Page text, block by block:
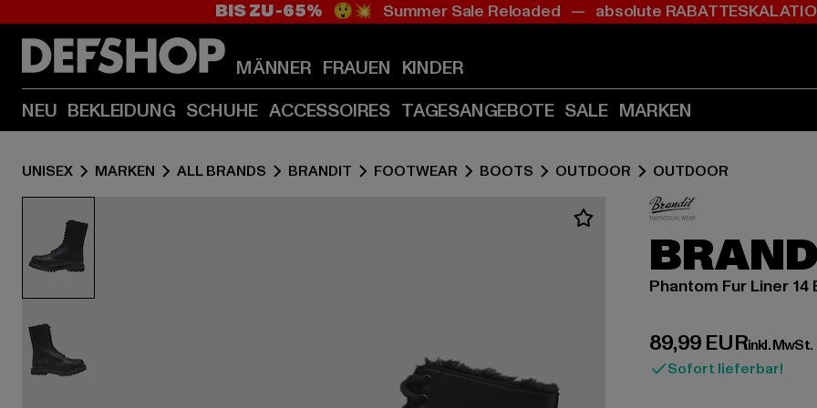
Zum
(Enter
drücken)
Zum
(Enter
drücken)
BIS ZU -65% 😲💥 Summer Sale Reloaded — absolute
MÄNNER FRAUEN KINDER
NEU BEKLEIDUNG SCHUHE ACCESSOIRES TAGESANGEBOTE SALE MARKEN
UNISEX MARKEN ALL BRANDS BRANDIT FOOTWEAR BOOTS OUTDOOR OUTDOOR
Phantom Fur Liner
89,99 EUR
Derzeitiger Preis:
inkl. MwSt.
Sofort lieferbar!